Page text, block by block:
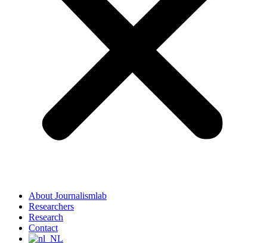
About Journalismlab
Researchers
Research
Contact